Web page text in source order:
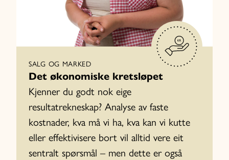
SALG OG MARKED
Det økonomiske kretsløpet
Kjenner du godt nok eige
resultatrekneskap? Analyse av faste
kostnader, kva må vi ha, kva kan vi kutte
eller effektivisere bort vil alltid vere eit
sentralt spørsmål – men dette er også